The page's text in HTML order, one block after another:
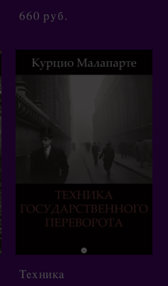
660 pуб.
Техника